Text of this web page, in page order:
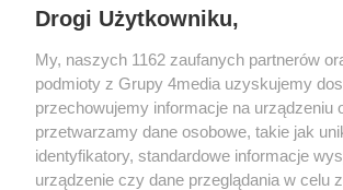
Drogi Użytkowniku,
My, naszych 1162 zaufanych partnerów
podmioty z Grupy 4media uzyskujemy
przechowujemy informacje na urządzeniu
przetwarzamy dane osobowe, takie jak
identyfikatory, standardowe informacje
urządzenie czy dane przeglądania w celu